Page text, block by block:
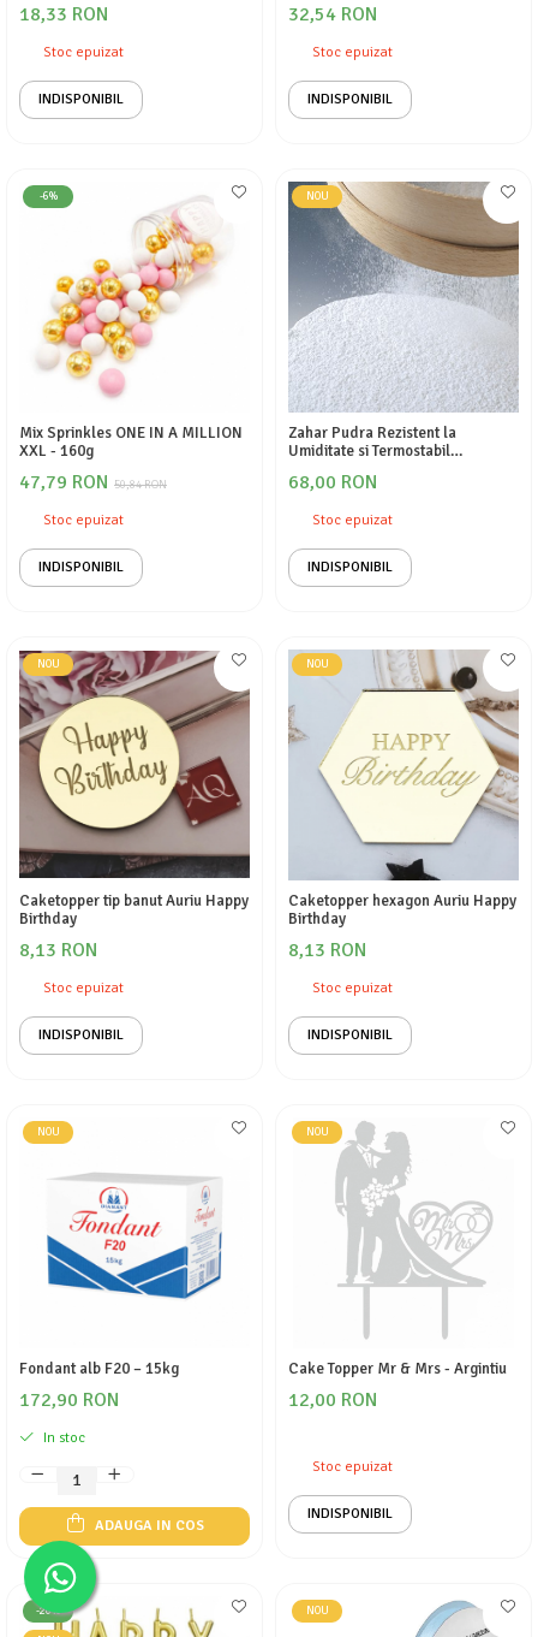
18,33 RON
Stoc epuizat
INDISPONIBIL
32,54 RON
Stoc epuizat
INDISPONIBIL
-6%
Mix Sprinkles ONE IN A MILLION
XXL - 160g
50,84 RON
47,79 RON
Stoc epuizat
INDISPONIBIL
NOU
Zahar Pudra Rezistent la
Umiditate si Termostabil
68,00 RON
Stoc epuizat
INDISPONIBIL
NOU
Caketopper tip banut Auriu Happy
Birthday
8,13 RON
Stoc epuizat
INDISPONIBIL
NOU
Caketopper hexagon Auriu Happy
Birthday
8,13 RON
Stoc epuizat
INDISPONIBIL
NOU
Fondant alb F20 – 15kg
172,90 RON
In stoc
ADAUGA IN COS
NOU
Cake Topper Mr & Mrs - Argintiu
12,00 RON
Stoc epuizat
INDISPONIBIL
-20% NOU